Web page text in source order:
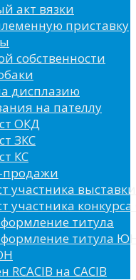
акт вязки
приставку
собственности
дисплазию
на пателлу
ОКД
ЗКС
КС
продажи
участника выставки
участника конкурса
титула
титула
на CACIB